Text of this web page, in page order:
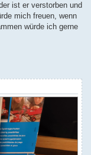
ist er verstorben und
mich freuen, wenn
würde ich gerne